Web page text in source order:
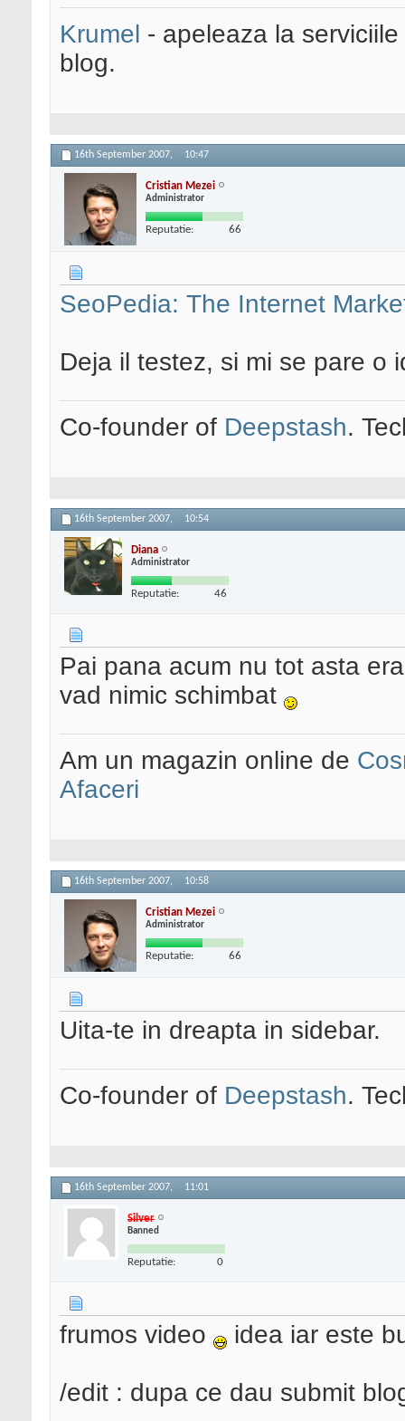
Krumel - apeleaza la
blog.
16th September 2007, 10:47
Cristian Mezei
Administrator
Reputatie: 66
SeoPedia: The Internet
Deja il testez, si mi se pare
Co-founder of Deepstash.
16th September 2007, 10:54
Diana
Administrator
Reputatie: 46
Pai pana acum nu tot asta
vad nimic schimbat
Am un magazin online de
Afaceri
16th September 2007, 10:58
Cristian Mezei
Administrator
Reputatie: 66
Uita-te in dreapta in sidebar.
Co-founder of Deepstash.
16th September 2007, 11:01
Silver
Banned
Reputatie: 0
frumos video idea iar este
/edit : dupa ce dau submit